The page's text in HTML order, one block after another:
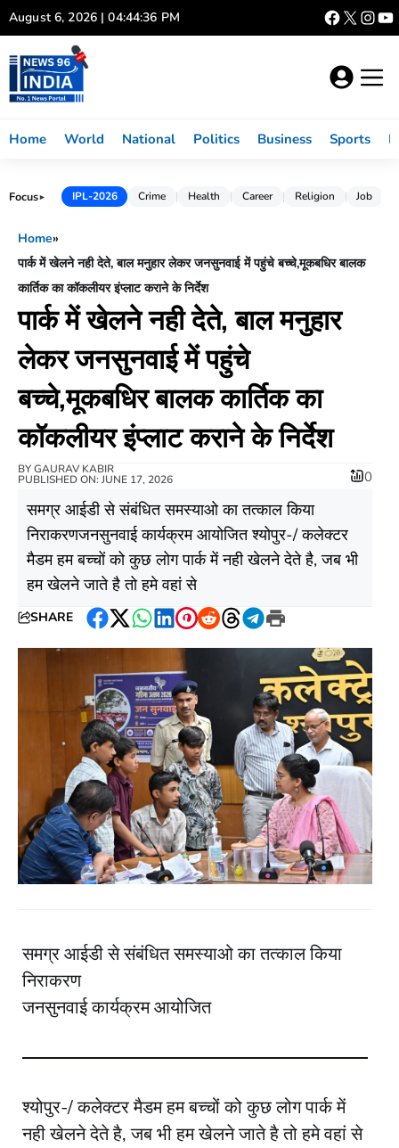
Skip
to
content
August 6, 2026 | 04:44:36 PM
Home World National Politics Business Sports
Focus► IPL-2026 Crime Health Career Religion Job
Home»
पार्क में खेलने नही देते, बाल मनुहार लेकर जनसुनवाई में पहुंचे बच्चे,मूकबधिर बालक
कार्तिक का कॉकलीयर इंप्लाट कराने के निर्देश
पार्क में खेलने नही देते, बाल मनुहार
लेकर जनसुनवाई में पहुंचे
बच्चे,मूकबधिर बालक कार्तिक का
कॉकलीयर इंप्लाट कराने के निर्देश
BYGAURAV KABIR
PUBLISHED ON: JUNE 17, 2026 0
समग्र आईडी से संबंधित समस्याओ का तत्काल किया
निराकरणजनसुनवाई कार्यक्रम आयोजित श्योपुर-/ कलेक्टर
मैडम हम बच्चों को कुछ लोग पार्क में नही खेलने देते है, जब भी
हम खेलने जाते है तो हमे वहां से
SHARE
Facebook
Twitter
WhatsApp
LinkedIn
Pinterest
RedditThreads
Telegram
Print
समग्र आईडी से संबंधित समस्याओ का तत्काल किया
निराकरण
जनसुनवाई कार्यक्रम आयोजित
श्योपुर-/ कलेक्टर मैडम हम बच्चों को कुछ लोग पार्क में
नही खेलने देते है, जब भी हम खेलने जाते है तो हमे वहां से